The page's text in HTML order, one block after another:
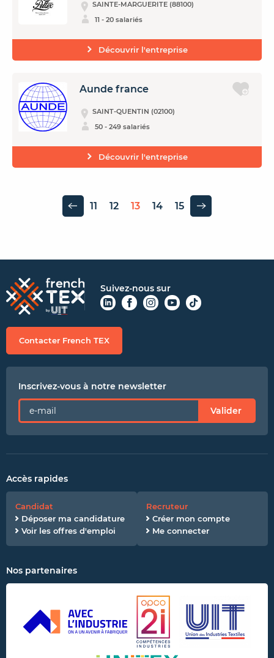
SAINTE-MARGUERITE (88100)
11 - 20 salariés
Découvrir l'entreprise
Aunde france
SAINT-QUENTIN (02100)
50 - 249 salariés
Découvrir l'entreprise
Page précédente 11 12 13 14 15 Page suivante
Suivez-nous sur
Contacter French TEX
Inscrivez-vous à notre newsletter
Valider
Accès rapides
Candidat
Déposer ma candidature
Voir les offres d'emploi
Recruteur
Créer mon compte
Me connecter
Nos partenaires